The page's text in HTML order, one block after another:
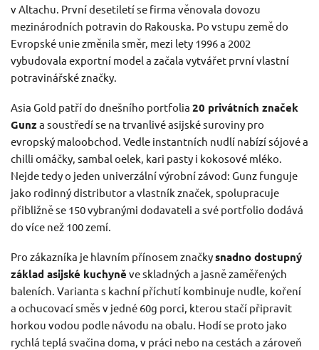
v Altachu. První desetiletí se firma věnovala dovozu
mezinárodních potravin do Rakouska. Po vstupu země do
Evropské unie změnila směr, mezi lety 1996 a 2002
vybudovala exportní model a začala vytvářet první vlastní
potravinářské značky.
Asia Gold patří do dnešního portfolia 20 privátních značek
Gunz a soustředí se na trvanlivé asijské suroviny pro
evropský maloobchod. Vedle instantních nudlí nabízí sójové a
chilli omáčky, sambal oelek, kari pasty i kokosové mléko.
Nejde tedy o jeden univerzální výrobní závod: Gunz funguje
jako rodinný distributor a vlastník značek, spolupracuje
přibližně se 150 vybranými dodavateli a své portfolio dodává
do více než 100 zemí.
Pro zákazníka je hlavním přínosem značkysnadno dostupný
základ asijské kuchyně ve skladných a jasně zaměřených
baleních. Varianta s kachní příchutí kombinuje nudle, koření
a ochucovací směs v jedné 60g porci, kterou stačí připravit
horkou vodou podle návodu na obalu. Hodí se proto jako
rychlá teplá svačina doma, v práci nebo na cestách a zároveň